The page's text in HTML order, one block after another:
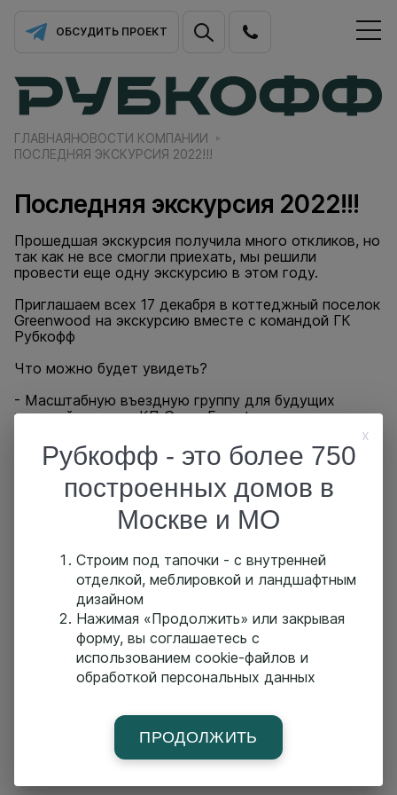
ОБСУДИТЬ ПРОЕКТ
ГЛАВНАЯНОВОСТИ КОМПАНИИ
ПОСЛЕДНЯЯ ЭКСКУРСИЯ 2022!!!
Последняя экскурсия 2022!!!
Прошедшая экскурсия получила много откликов, но
так как не все смогли приехать, мы решили
провести еще одну экскурсию в этом году.
Приглашаем всех 17 декабря в коттеджный поселок
Greenwood на экскурсию вместе с командой ГК
Рубкофф
Что можно будет увидеть?
- Масштабную въездную группу для будущих
жителей поселка КП Green Forest.
- Дом из клееного бруса на финишной стадии
строительства, по индивидуальному проекту.
А также:
✔Познакомитесь с нашими специалистами, которые
✔Получите расчёт сметы и консультацию по
действующим программам ипотечного
кредитования.
Место встречи: КП «GREENWOOD».
Московская область, Ступинский район, д.
Дубечино
Запись по ссылке -
https://clck.ru/333TGq
Рубкофф - это более 750
построенных домов в
Москве и МО
Строим под тапочки - с внутренней
отделкой, меблировкой и ландшафтным
дизайном
Нажимая «Продолжить» или закрывая
форму, вы соглашаетесь с
использованием cookie-файлов и
обработкой персональных данных
ПРОДОЛЖИТЬ
x